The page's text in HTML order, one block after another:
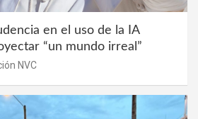
en el uso de la IA
“un mundo irreal”
NVC